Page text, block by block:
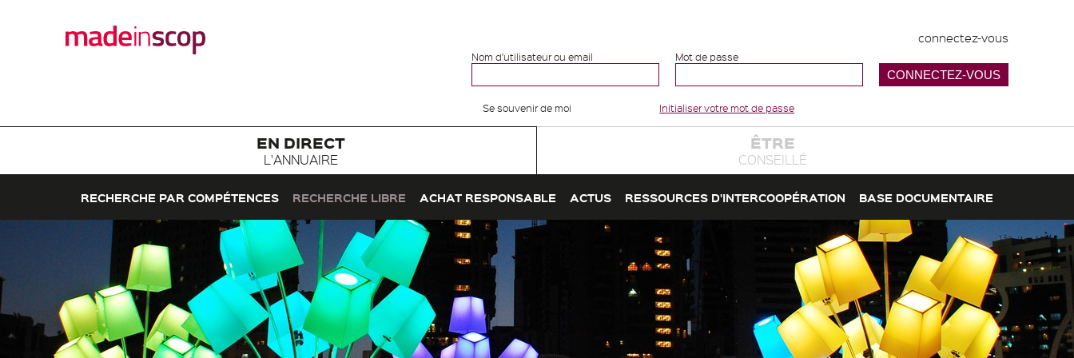
connectez-vous
Nom d'utilisateur ou email Mot de passe
Se souvenir de moi Initialiser votre mot de passe
EN DIRECT
L'ANNUAIRE
ÊTRE
CONSEILLÉ
RECHERCHE PAR COMPÉTENCES RECHERCHE LIBRE ACHAT RESPONSABLE ACTUS RESSOURCES D'INTERCOOPÉRATION BASE DOCUMENTAIRE